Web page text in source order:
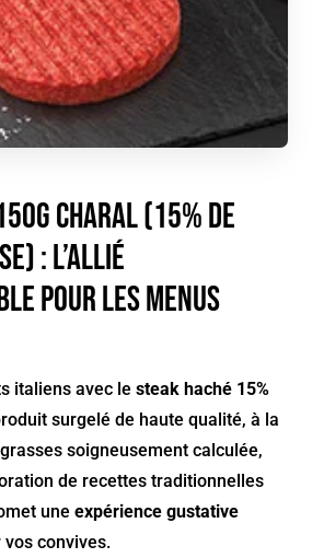
CHARAL (15% de
: L’Allié
pour les Menus
italiens avec lesteak haché 15%
surgelé de haute qualité, à la
soigneusement calculée,
de recettes traditionnelles
uneexpérience gustative
vos convives.